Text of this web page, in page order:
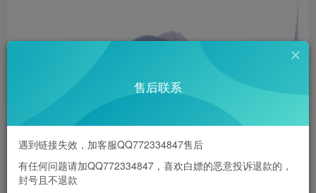
售后联系
遇到链接失效，加客服QQ772334847售后
有任何问题请加QQ772334847，喜欢白嫖的恶意投诉退款的，
封号且不退款